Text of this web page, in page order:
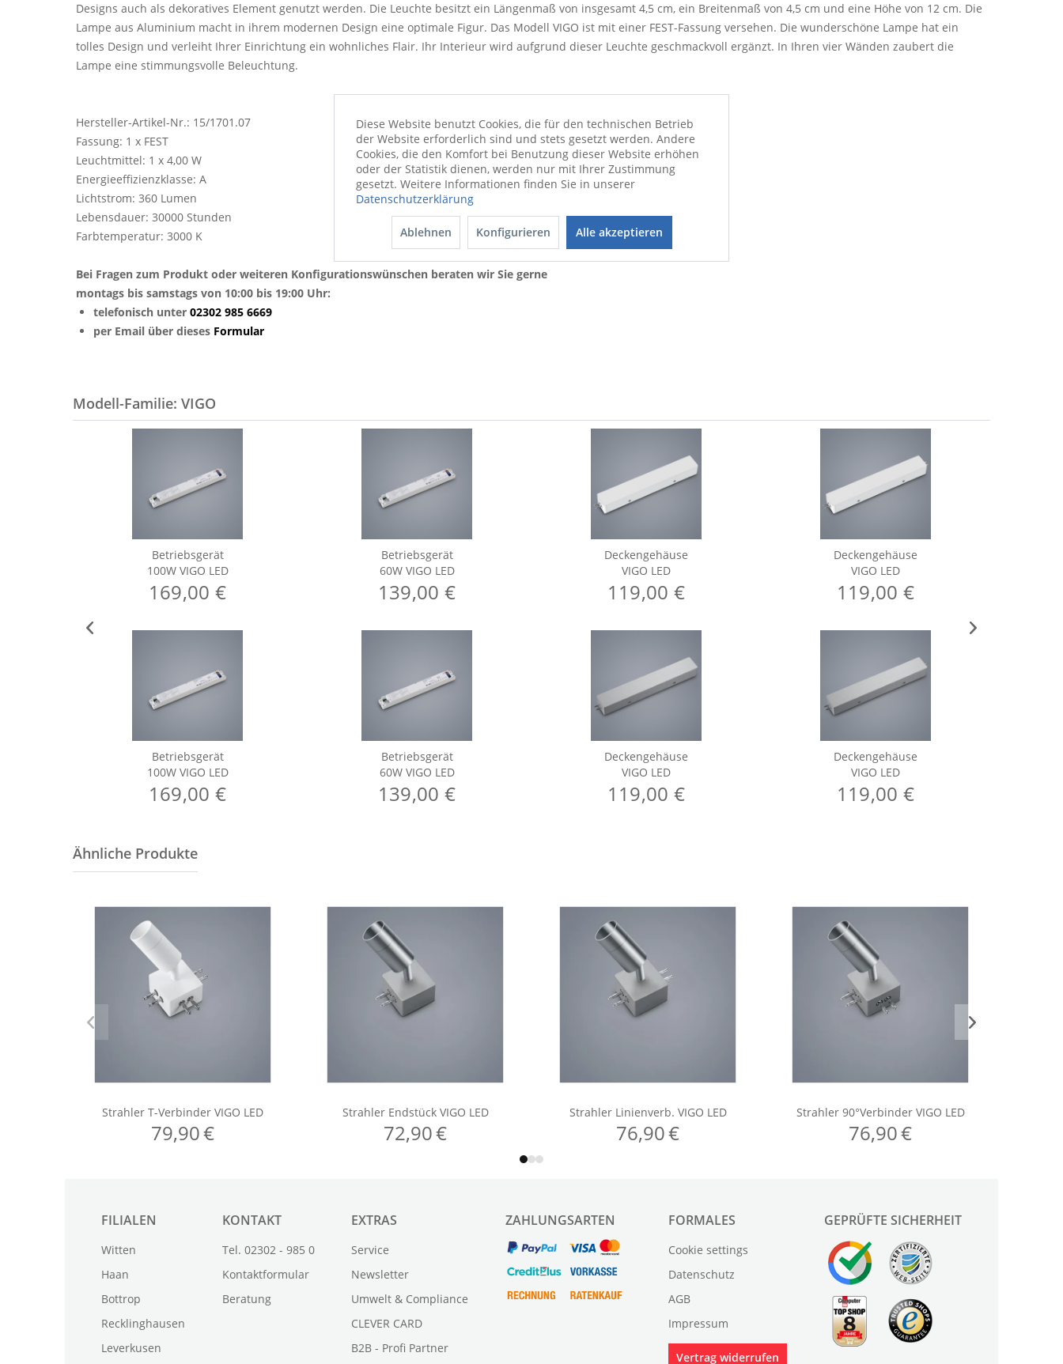
Designs auch als dekoratives Element genutzt werden. Die Leuchte besitzt ein Längenmaß von insgesamt 4,5 cm, ein Breitenmaß von 4,5 cm und eine Höhe von 12 cm. Die
Lampe aus Aluminium macht in ihrem modernen Design eine optimale Figur. Das Modell VIGO ist mit einer FEST-Fassung versehen. Die wunderschöne Lampe hat ein
tolles Design und verleiht Ihrer Einrichtung ein wohnliches Flair. Ihr Interieur wird aufgrund dieser Leuchte geschmackvoll ergänzt. In Ihren vier Wänden zaubert die
Lampe eine stimmungsvolle Beleuchtung.
Hersteller-Artikel-Nr.: 15/1701.07
Fassung: 1 x FEST
Leuchtmittel: 1 x 4,00 W
Energieeffizienzklasse: A
Lichtstrom: 360 Lumen
Lebensdauer: 30000 Stunden
Farbtemperatur: 3000 K
Bei Fragen zum Produkt oder weiteren Konfigurationswünschen beraten wir Sie gerne
montags bis samstags von 10:00 bis 19:00 Uhr:
telefonisch unter 02302 985 6669
per Email über dieses Formular
Modell-Familie: VIGO
Betriebsgerät
100W VIGO LED
169,00 €
Betriebsgerät
100W VIGO LED
169,00 €
Betriebsgerät
60W VIGO LED
139,00 €
Betriebsgerät
60W VIGO LED
139,00 €
Deckengehäuse
VIGO LED
119,00 €
Deckengehäuse
VIGO LED
119,00 €
Deckengehäuse
VIGO LED
119,00 €
Deckengehäuse
VIGO LED
119,00 €
FILIALEN
Witten
Haan
Bottrop
Recklinghausen
Leverkusen
KONTAKT
Tel. 02302 - 985 0
Kontaktformular
Beratung
EXTRAS
Service
Newsletter
Umwelt & Compliance
CLEVER CARD
B2B - Profi Partner
ZAHLUNGSARTEN FORMALES
Cookie settings
Datenschutz
AGB
Impressum
Vertrag widerrufen
GEPRÜFTE SICHERHEIT
Diese Website benutzt Cookies, die für den technischen Betrieb
der Website erforderlich sind und stets gesetzt werden. Andere
Cookies, die den Komfort bei Benutzung dieser Website erhöhen
oder der Statistik dienen, werden nur mit Ihrer Zustimmung
gesetzt. Weitere Informationen finden Sie in unserer
Datenschutzerklärung
Ablehnen Konfigurieren Alle akzeptieren